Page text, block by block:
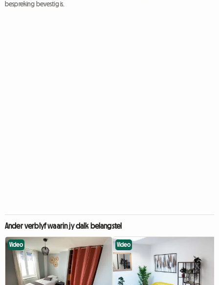
bespreking bevestig is.
Ander verblyf waarin jy dalk belangstel
Video Video